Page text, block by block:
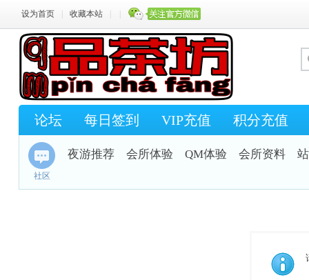
设为首页 收藏本站
论坛 每日签到 VIP充值 积分充值
社区
夜游推荐 会所体验 QM体验 会所资料